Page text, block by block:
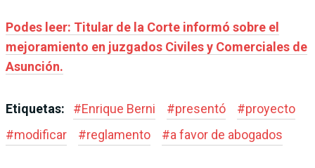
Podes leer: Titular de la Corte informó sobre el
mejoramiento en juzgados Civiles y Comerciales de
Asunción.
Etiquetas: #Enrique Berni #presentó #proyecto
#modificar #reglamento #a favor de abogados